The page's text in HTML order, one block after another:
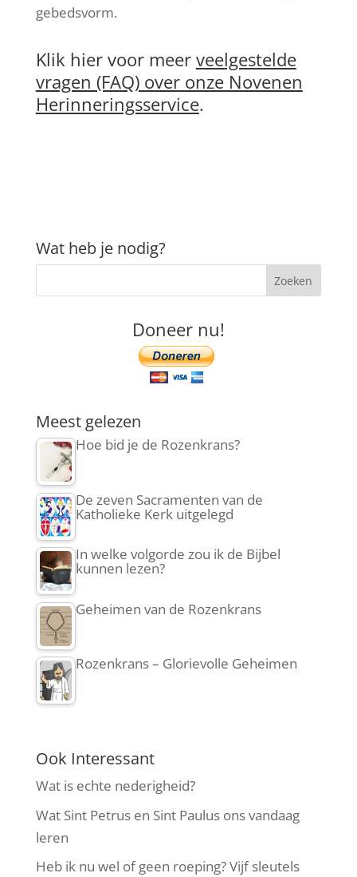
gebedsvorm.
Klik hier voor meer veelgestelde
vragen (FAQ) over onze Novenen
Herinneringsservice.
Wat heb je nodig?
Doneer nu!
Meest gelezen
Hoe bid je de Rozenkrans?
De zeven Sacramenten van de
Katholieke Kerk uitgelegd
In welke volgorde zou ik de Bijbel
kunnen lezen?
Geheimen van de Rozenkrans
Rozenkrans – Glorievolle Geheimen
Ook Interessant
Wat is echte nederigheid?
Wat Sint Petrus en Sint Paulus ons vandaag
leren
Heb ik nu wel of geen roeping? Vijf sleutels